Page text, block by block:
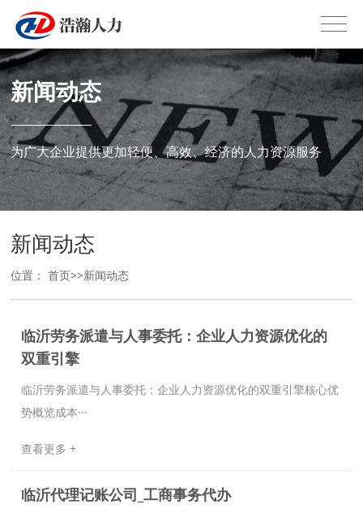
新闻动态
为广大企业提供更加轻便、高效、经济的人力资源服务
新闻动态
位置：首页>>新闻动态
临沂劳务派遣与人事委托：企业人力资源优化的
双重引擎‌
临沂劳务派遣与人事委托：企业人力资源优化的双重引擎‌核心优
势概览‌成本···
查看更多 +
​临沂代理记账公司_工商事务代办‌